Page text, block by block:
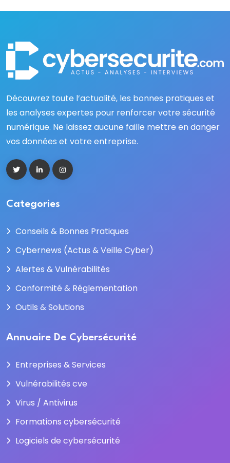
Découvrez toute l’actualité, les bonnes pratiques et
les analyses expertes pour renforcer votre sécurité
numérique. Ne laissez aucune faille mettre en danger
vos données et votre entreprise.
Categories
Conseils & Bonnes Pratiques
Cybernews (Actus & Veille Cyber)
Alertes & Vulnérabilités
Conformité & Réglementation
Outils & Solutions
Annuaire De Cybersécurité
Entreprises & Services
Vulnérabilités cve
Virus / Antivirus
Formations cybersécurité
Logiciels de cybersécurité